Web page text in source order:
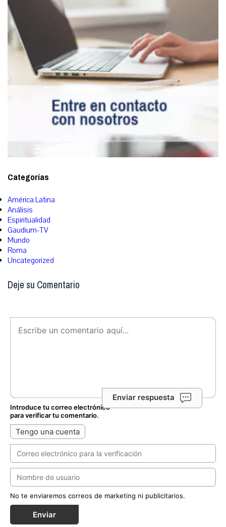
Categorías
América Latina
Análisis
Espiritualidad
Gaudium-TV
Mundo
Roma
Uncategorized
Deje su Comentario
Enviar respuesta
Introduce tu correo electrónico
para verificar tu comentario.
Tengo una cuenta
No te enviaremos correos de marketing ni publicitarios.
Enviar